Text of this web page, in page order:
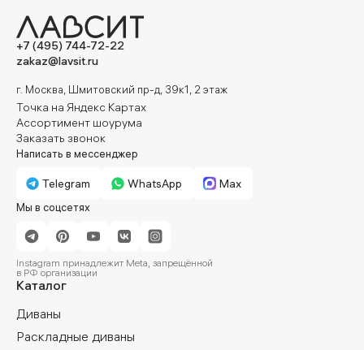
+7 (495) 744-72-22
zakaz@lavsit.ru
г. Москва, Шмитовский пр-д, 39к1, 2 этаж
Точка на Яндекс Картах
Ассортимент шоурума
Заказать звонок
Написать в мессенджер
Telegram WhatsApp Max
Мы в соцсетях
Instagram принадлежит Meta, запрещённой
в РФ организации
Каталог
Диваны
Раскладные диваны